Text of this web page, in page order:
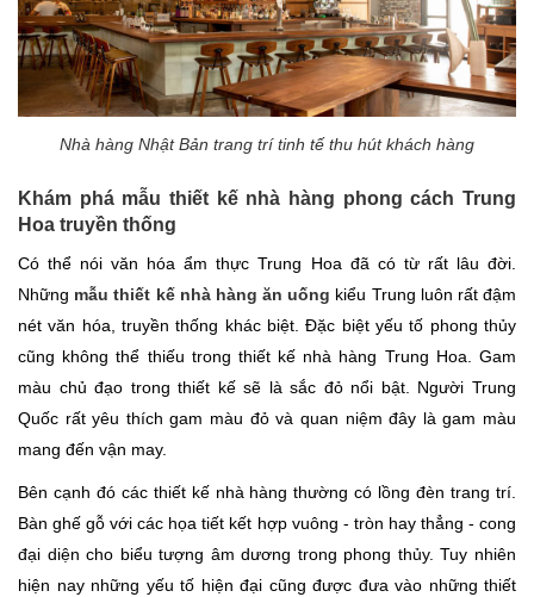
Nhà hàng Nhật Bản trang trí tinh tế thu hút khách hàng
Khám phá mẫu thiết kế nhà hàng phong cách Trung
Hoa truyền thống
Có thể nói văn hóa ẩm thực Trung Hoa đã có từ rất lâu đời.
Những mẫu thiết kế nhà hàng ăn uống kiểu Trung luôn rất đậm
nét văn hóa, truyền thống khác biệt. Đặc biệt yếu tố phong thủy
cũng không thể thiếu trong thiết kế nhà hàng Trung Hoa. Gam
màu chủ đạo trong thiết kế sẽ là sắc đỏ nổi bật. Người Trung
Quốc rất yêu thích gam màu đỏ và quan niệm đây là gam màu
mang đến vận may.
Bên cạnh đó các thiết kế nhà hàng thường có lồng đèn trang trí.
Bàn ghế gỗ với các họa tiết kết hợp vuông - tròn hay thẳng - cong
đại diện cho biểu tượng âm dương trong phong thủy. Tuy nhiên
hiện nay những yếu tố hiện đại cũng được đưa vào những thiết